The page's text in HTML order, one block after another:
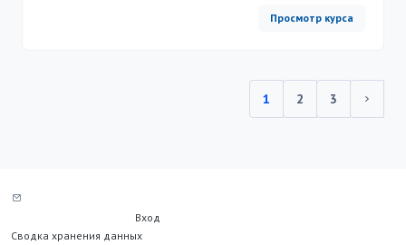
Просмотр курса
1
(текущий)
2 3
Вход
Сводка хранения данных